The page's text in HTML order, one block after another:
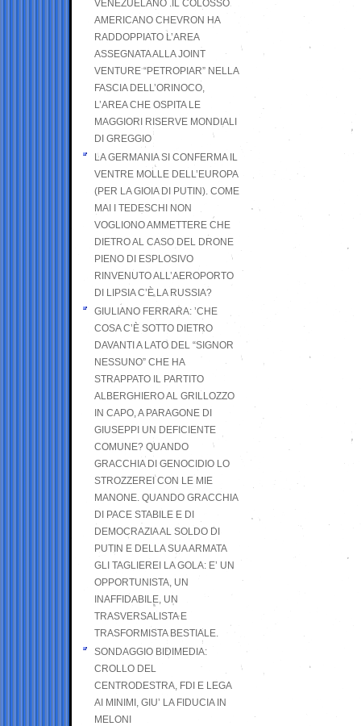
VENEZUELANO .IL COLOSSO
AMERICANO CHEVRON HA
RADDOPPIATO L’AREA
ASSEGNATA ALLA JOINT
VENTURE “PETROPIAR” NELLA
FASCIA DELL’ORINOCO,
L’AREA CHE OSPITA LE
MAGGIORI RISERVE MONDIALI
DI GREGGIO
LA GERMANIA SI CONFERMA IL
VENTRE MOLLE DELL’EUROPA
(PER LA GIOIA DI PUTIN). COME
MAI I TEDESCHI NON
VOGLIONO AMMETTERE CHE
DIETRO AL CASO DEL DRONE
PIENO DI ESPLOSIVO
RINVENUTO ALL’AEROPORTO
DI LIPSIA C’È LA RUSSIA?
GIULIANO FERRARA: ’CHE
COSA C’È SOTTO DIETRO
DAVANTI A LATO DEL “SIGNOR
NESSUNO” CHE HA
STRAPPATO IL PARTITO
ALBERGHIERO AL GRILLOZZO
IN CAPO, A PARAGONE DI
GIUSEPPI UN DEFICIENTE
COMUNE? QUANDO
GRACCHIA DI GENOCIDIO LO
STROZZEREI CON LE MIE
MANONE. QUANDO GRACCHIA
DI PACE STABILE E DI
DEMOCRAZIA AL SOLDO DI
PUTIN E DELLA SUA ARMATA
GLI TAGLIEREI LA GOLA: E’ UN
OPPORTUNISTA, UN
INAFFIDABILE, UN
TRASVERSALISTA E
TRASFORMISTA BESTIALE.
SONDAGGIO BIDIMEDIA:
CROLLO DEL
CENTRODESTRA, FDI E LEGA
AI MINIMI, GIU’ LA FIDUCIA IN
MELONI